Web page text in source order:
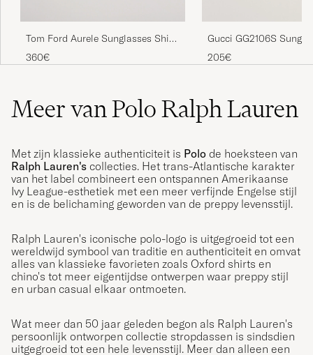
Tom Ford Aurele Sunglasses Shiny
Beige/Blue
360€
Gucci GG2106S
Havana
205€
Meer van Polo Ralph Lauren
Met zijn klassieke authenticiteit is Polo de hoeksteen van
Ralph Lauren's collecties. Het trans-Atlantische karakter
van het label combineert een ontspannen Amerikaanse
Ivy League-esthetiek met een meer verfijnde Engelse stijl
en is de belichaming geworden van de preppy levensstijl.
Ralph Lauren's iconische polo-logo is uitgegroeid tot een
wereldwijd symbool van traditie en authenticiteit en omvat
alles van klassieke favorieten zoals Oxford shirts en
chino's tot meer eigentijdse ontwerpen waar preppy stijl
en urban casual elkaar ontmoeten.
Wat meer dan 50 jaar geleden begon als Ralph Lauren's
persoonlijk ontworpen collectie stropdassen is sindsdien
uitgegroeid tot een hele levensstijl. Meer dan alleen een